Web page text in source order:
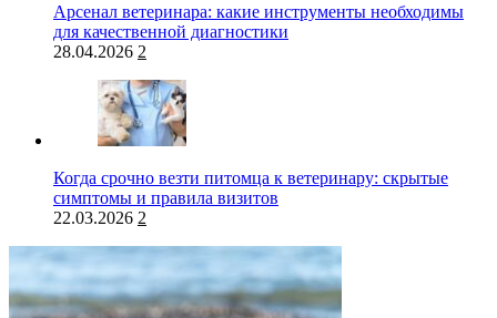
Арсенал ветеринара: какие инструменты необходимы
для качественной диагностики
28.04.2026 2
Когда срочно везти питомца к ветеринару: скрытые
симптомы и правила визитов
22.03.2026 2